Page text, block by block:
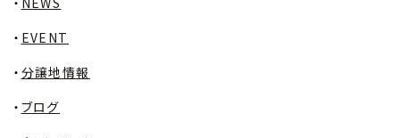
EVENT
分譲地情報
ブログ